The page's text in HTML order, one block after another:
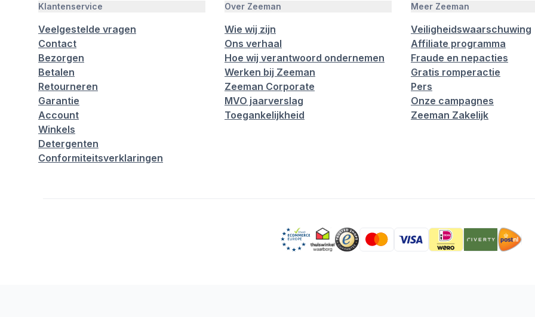
Klantenservice
Veelgestelde vragen
Contact
Bezorgen
Betalen
Retourneren
Garantie
Account
Winkels
Detergenten
Conformiteitsverklaringen
Over Zeeman
Wie wij zijn
Ons verhaal
Hoe wij verantwoord ondernemen
Werken bij Zeeman
Zeeman Corporate
MVO jaarverslag
Toegankelijkheid
Meer Zeeman
Veiligheidswaarschuwing
Affiliate programma
Fraude en nepacties
Gratis romperactie
Pers
Onze campagnes
Zeeman Zakelijk